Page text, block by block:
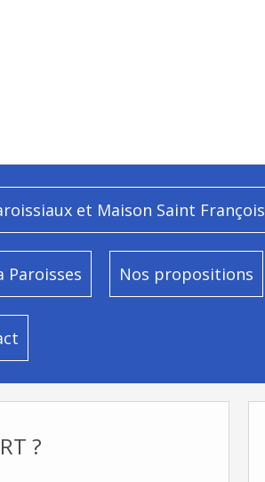
et Maison Saint François
Paroisses Nos propositions
?